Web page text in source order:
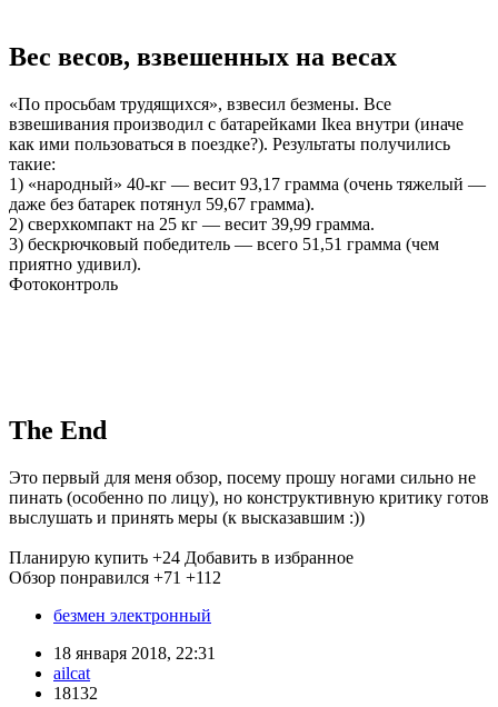
Вес весов, взвешенных на весах
«По просьбам трудящихся», взвесил безмены. Все
взвешивания производил с батарейками Ikea внутри (иначе
как ими пользоваться в поездке?). Результаты получились
такие:
1) «народный» 40-кг — весит 93,17 грамма (очень тяжелый —
даже без батарек потянул 59,67 грамма).
2) сверхкомпакт на 25 кг — весит 39,99 грамма.
3) бескрючковый победитель — всего 51,51 грамма (чем
приятно удивил).
Фотоконтроль
The End
Это первый для меня обзор, посему прошу ногами сильно не
пинать (особенно по лицу), но конструктивную критику готов
выслушать и принять меры (к высказавшим :))
Планирую купить +24 Добавить в избранное
Обзор понравился +71 +112
безмен электронный
18 января 2018, 22:31
ailcat
18132